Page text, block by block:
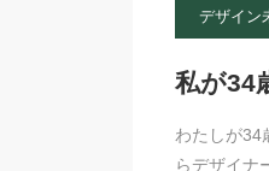
デザイン
私が34
わたしが34
らデザイナ